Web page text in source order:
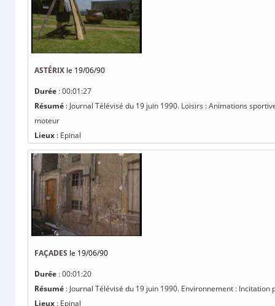
ASTÉRIX le 19/06/90
Durée : 00:01:27
Résumé : Journal Télévisé du 19 juin 1990. Loisirs : Animations
moteur
Lieux : Epinal
FAÇADES le 19/06/90
Durée : 00:01:20
Résumé : Journal Télévisé du 19 juin 1990. Environnement :
Lieux : Epinal